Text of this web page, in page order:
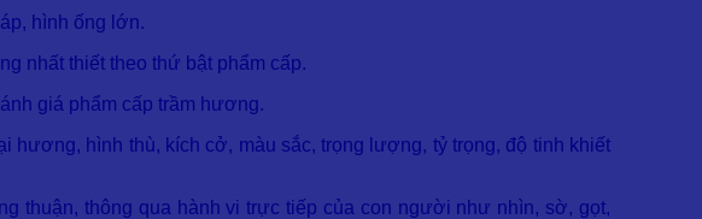
hình ống lớn.
nhất thiết theo thứ bật phẩm cấp.
giá phẩm cấp trầm hương.
hình thù, kích cở, màu sắc, trọng lượng, tỷ trọng, độ tinh khiết
thuận, thông qua hành vi trực tiếp của con người như nhìn, sờ, gọt,